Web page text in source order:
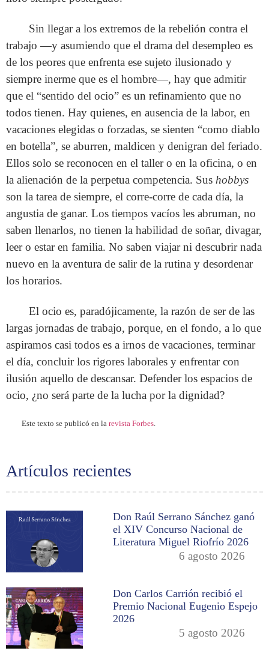
Artículos recientes
Don Raúl Serrano Sánchez ganó
el XIV Concurso Nacional de
Literatura Miguel Riofrío 2026
6 agosto 2026
Don Carlos Carrión recibió el
Premio Nacional Eugenio Espejo
2026
5 agosto 2026
Sin llegar a los extremos de la rebelión contra el
trabajo —y asumiendo que el drama del desempleo es
de los peores que enfrenta ese sujeto ilusionado y
siempre inerme que es el hombre—, hay que admitir
que el “sentido del ocio” es un refinamiento que no
todos tienen. Hay quienes, en ausencia de la labor, en
vacaciones elegidas o forzadas, se sienten “como diablo
en botella”, se aburren, maldicen y denigran del feriado.
Ellos solo se reconocen en el taller o en la oficina, o en
la alienación de la perpetua competencia. Sus hobbys
son la tarea de siempre, el corre-corre de cada día, la
angustia de ganar. Los tiempos vacíos les abruman, no
saben llenarlos, no tienen la habilidad de soñar, divagar,
leer o estar en familia. No saben viajar ni descubrir nada
nuevo en la aventura de salir de la rutina y desordenar
los horarios.
El ocio es, paradójicamente, la razón de ser de las
largas jornadas de trabajo, porque, en el fondo, a lo que
aspiramos casi todos es a irnos de vacaciones, terminar
el día, concluir los rigores laborales y enfrentar con
ilusión aquello de descansar. Defender los espacios de
ocio, ¿no será parte de la lucha por la dignidad?
Este texto se publicó en la revista Forbes.